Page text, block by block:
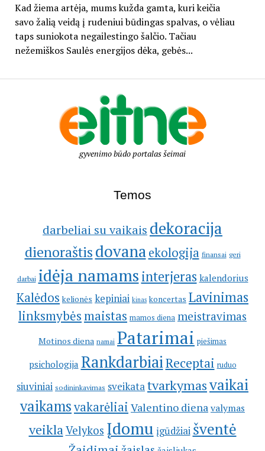
Kad žiema artėja, mums kužda gamta, kuri keičia
savo žalią veidą į rudeniui būdingas spalvas, o vėliau
taps suniokota negailestingo šalčio. Tačiau
nežemiškos Saulės energijos dėka, gebės...
gyvenimo būdo portalas šeimai
Temos
darbeliai su vaikais dekoracija
dienoraštisdovana ekologija finansai geri
darbai idėja namams interjeras kalendorius
Kalėdos kelionės kepiniai kinas koncertas Lavinimas
linksmybėsmaistas mamos diena meistravimas
Motinos diena namai Patarimai piešimas
psichologija RankdarbiaiReceptai ruduo
siuviniai sodininkavimas sveikatatvarkymasvaikai
vaikamsvakarėliai Valentino diena valymas
veikla Velykos Įdomu įgūdžiai šventė